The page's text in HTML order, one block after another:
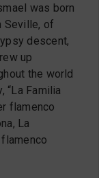
was born
Seville, of
descent,
up
the world
“La Familia
flamenco
La